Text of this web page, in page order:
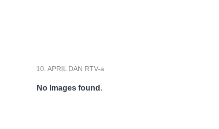
10. APRIL DAN RTV-a
No Images found.